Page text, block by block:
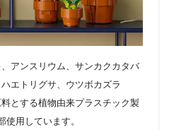
アンスリウム、サンカクカタバ
エトリグサ、ウツボカズラ
とする植物由来プラスチック製
使用しています。